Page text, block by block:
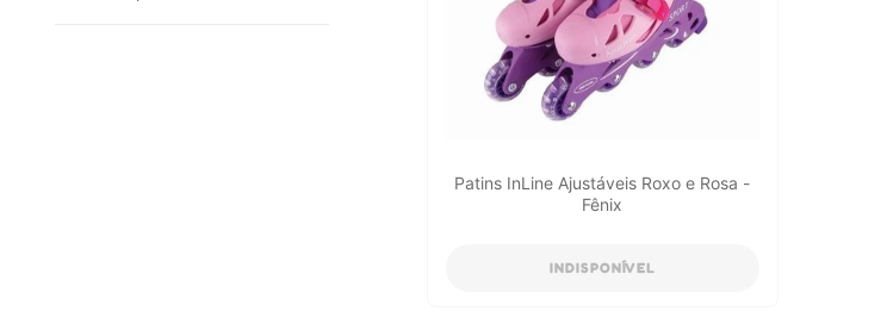
Patins InLine Ajustáveis Roxo e Rosa -
Fênix
INDISPONÍVEL